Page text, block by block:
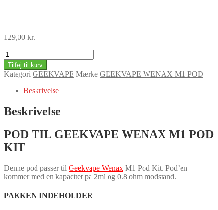
129,00 kr.
GEEKVAPE
WENAX
M1
POD
(4-
pack)
Tilføj til kurv
Kategori GEEKVAPE Mærke GEEKVAPE WENAX M1 POD
Beskrivelse
Beskrivelse
POD TIL GEEKVAPE WENAX M1 POD
KIT
Denne pod passer til Geekvape Wenax M1 Pod Kit. Pod’en
kommer med en kapacitet på 2ml og 0.8 ohm modstand.
PAKKEN INDEHOLDER